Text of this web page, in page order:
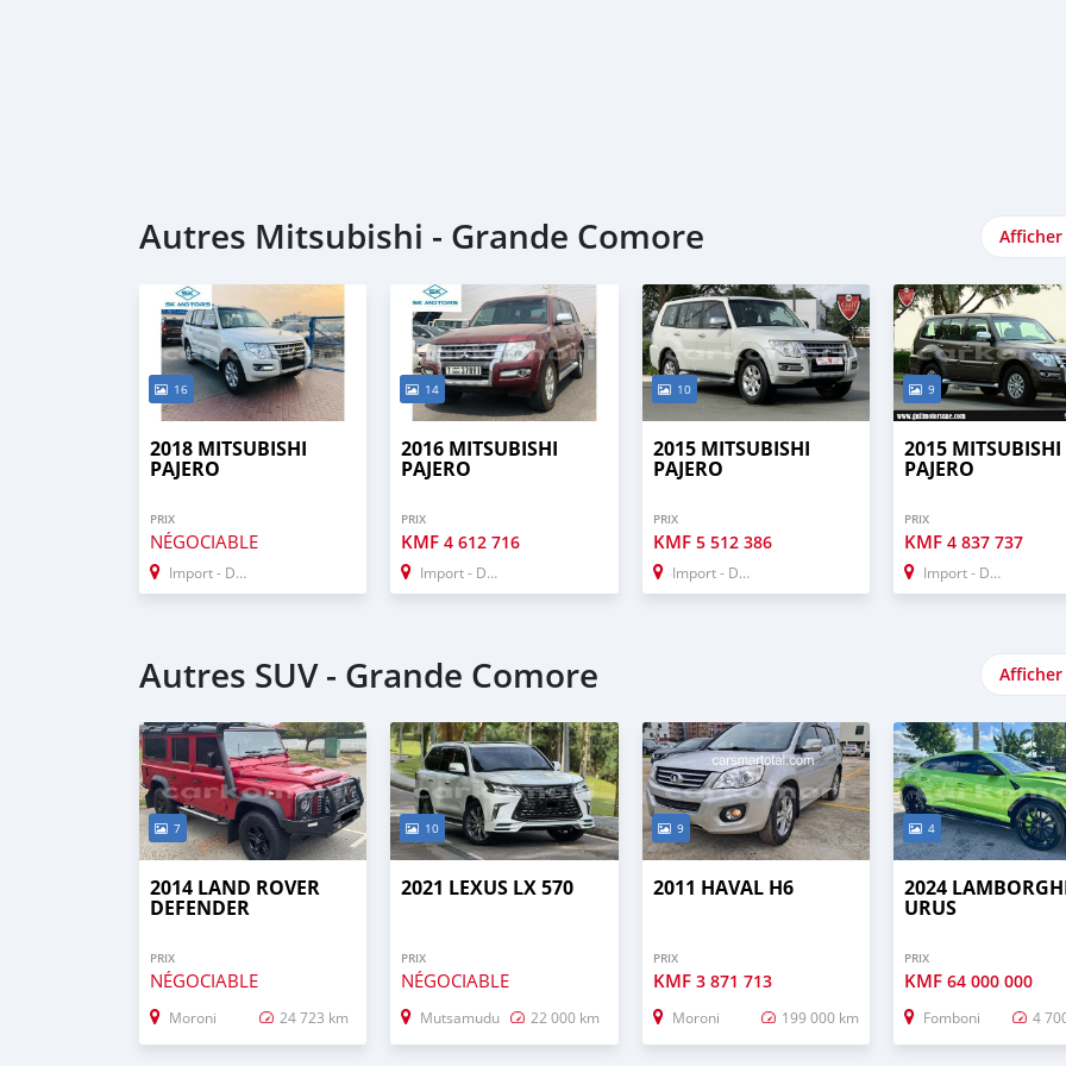
Autres Mitsubishi - Grande Comore
16
2018 MITSUBISHI
PAJERO
PRIX
NÉGOCIABLE
Import - Dubai
14
2016 MITSUBISHI
PAJERO
PRIX
KMF4 612 716
Import - Dubai
10
2015 MITSUBISHI
PAJERO
PRIX
KMF 5 512 386
Import - Dubai
9
2015 MITSUBISHI
PAJERO
PRIX
KMF 4 837 737
Import - Dubai
Autres SUV - Grande Comore
7
2014 LAND ROVER
DEFENDER
PRIX
NÉGOCIABLE
Moroni 24 723 km
10
2021 LEXUS LX 570
PRIX
NÉGOCIABLE
Mutsamudu 22 000 km
9
2011 HAVAL H6
PRIX
KMF 3 871 713
Moroni 199 000 km
4
2024
URUS
PRIX
KMF 64 000 000
Fomboni 4